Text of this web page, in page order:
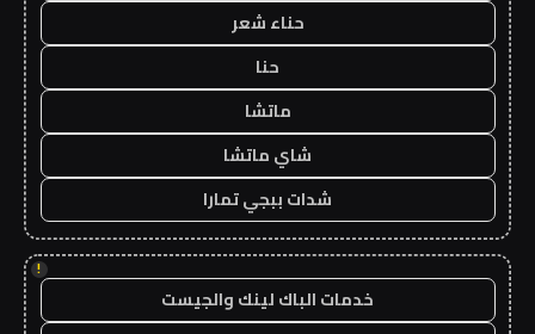
حناء شعر
حنا
ماتشا
شاي ماتشا
شدات ببجي تمارا
!
خدمات الباك لينك والجيست